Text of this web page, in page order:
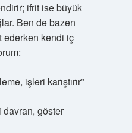
ifrit ise büyük
Ben de bazen
ederken kendi iç
işleri karıştırır”
davran, göster